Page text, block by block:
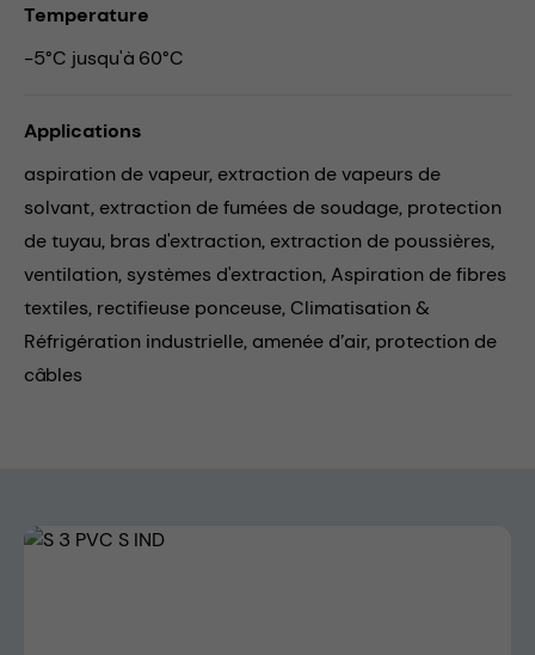
Temperature
-5°C jusqu'à 60°C
Applications
aspiration de vapeur, extraction de vapeurs de
solvant, extraction de fumées de soudage, protection
de tuyau, bras d'extraction, extraction de poussières,
ventilation, systèmes d'extraction,Aspiration de fibres
textiles, rectifieuse ponceuse, Climatisation &
Réfrigération industrielle, amenée d’air, protection de
câbles
Skip image gallery